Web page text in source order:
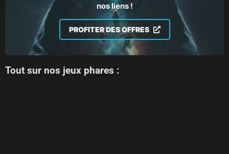
nos liens !
PROFITER DES OFFRES
Tout sur nos jeux phares :